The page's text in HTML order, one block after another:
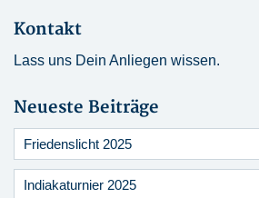
Kontakt
Lass uns Dein Anliegen wissen.
Neueste Beiträge
Friedenslicht 2025
Indiakaturnier 2025